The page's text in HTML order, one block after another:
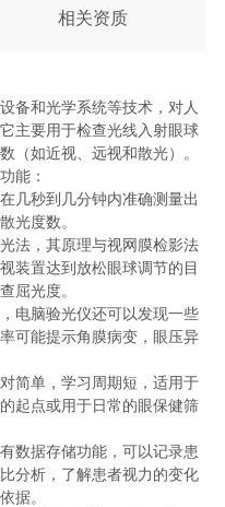
相关资质
备和光学系统等技术，对人
主要用于检查光线入射眼球
（如近视、远视和散光）。
能：
几秒到几分钟内准确测量出
光度数。
法，其原理与视网膜检影法
装置达到放松眼球调节的目
屈光度。
电脑验光仪还可以发现一些
可能提示角膜病变，眼压异
简单，学习周期短，适用于
起点或用于日常的眼保健筛
数据存储功能，可以记录患
分析，了解患者视力的变化
据。